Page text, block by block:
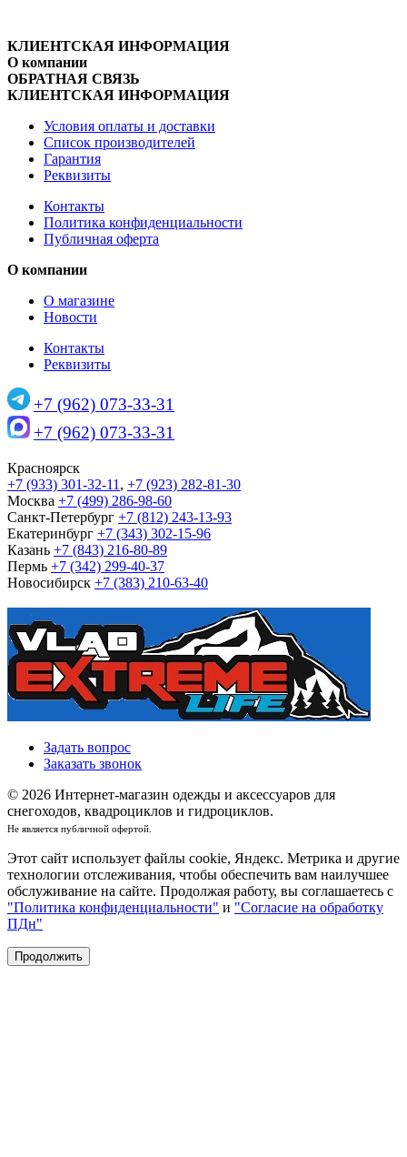
КЛИЕНТСКАЯ ИНФОРМАЦИЯ
О компании
ОБРАТНАЯ СВЯЗЬ
КЛИЕНТСКАЯ ИНФОРМАЦИЯ
Условия оплаты и доставки
Список производителей
Гарантия
Реквизиты
Контакты
Политика конфиденциальности
Публичная оферта
О компании
О магазине
Новости
Контакты
Реквизиты
+7 (962) 073-33-31
+7 (962) 073-33-31
Красноярск
+7 (933) 301-32-11 , +7 (923) 282-81-30
Москва +7 (499) 286-98-60
Санкт-Петербург +7 (812) 243-13-93
Екатеринбург +7 (343) 302-15-96
Казань +7 (843) 216-80-89
Пермь +7 (342) 299-40-37
Новосибирск +7 (383) 210-63-40
Задать вопрос
Заказать звонок
© 2026 Интернет-магазин одежды и аксессуаров для
снегоходов, квадроциклов и гидроциклов.
Не является публичной офертой.
Этот сайт использует файлы cookie, Яндекс. Метрика и другие
технологии отслеживания, чтобы обеспечить вам наилучшее
обслуживание на сайте. Продолжая работу, вы соглашаетесь с
"Политика конфиденциальности" и "Согласие на обработку
ПДн"
Продолжить